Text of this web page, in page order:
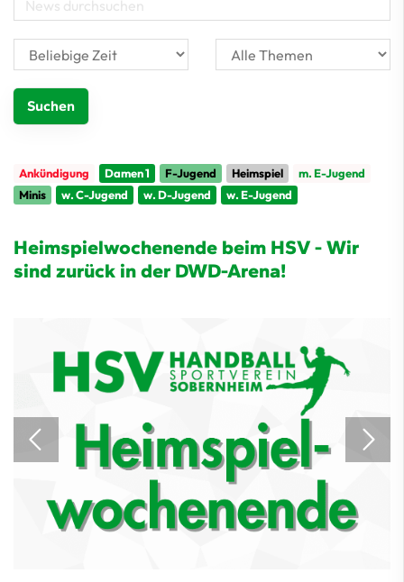
Ankündigung Damen 1 F-Jugend Heimspiel
m. E-Jugend
Minis
w. C-Jugend w. D-Jugend w. E-Jugend
Heimspielwochenende beim HSV - Wir
sind zurück in der DWD-Arena!